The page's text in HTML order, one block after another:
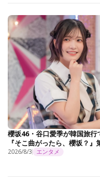
櫻坂46・谷口愛季が韓国旅行
『そこ曲がったら、櫻坂？』
2026/8/3 エンタメ